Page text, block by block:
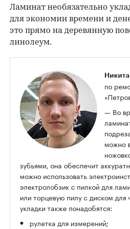
Ламинат необязательно
для экономии времени и
это прямо на деревянную
линолеум.
по
— Во
можно
зубьями, она обеспечит
можно использовать
электролобзик с пилкой для
или торцевую пилу с диском для
укладки также понадобятся:
рулетка для измерений;